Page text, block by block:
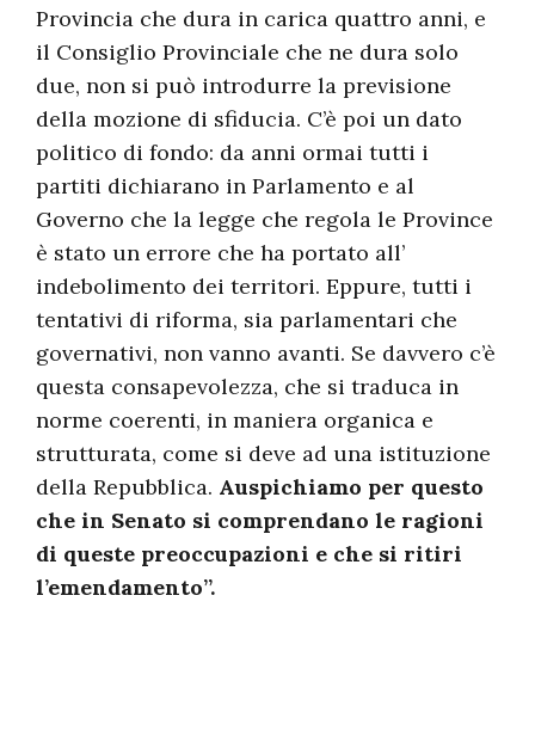
Provincia che dura in carica quattro anni, e
il Consiglio Provinciale che ne dura solo
due, non si può introdurre la previsione
della mozione di sfiducia. C’è poi un dato
politico di fondo: da anni ormai tutti i
partiti dichiarano in Parlamento e al
Governo che la legge che regola le Province
è stato un errore che ha portato all’
indebolimento dei territori. Eppure, tutti i
tentativi di riforma, sia parlamentari che
governativi, non vanno avanti. Se davvero c’è
questa consapevolezza, che si traduca in
norme coerenti, in maniera organica e
strutturata, come si deve ad una istituzione
della Repubblica. Auspichiamo per questo
che in Senato si comprendano le ragioni
di queste preoccupazioni e che si ritiri
l’emendamento”.